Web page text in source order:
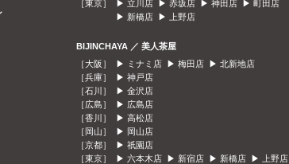
［東京］ ▶ 立川店 ▶ 赤坂店 ▶ 神田店 ▶ 町田店
▶ 新橋店 ▶ 上野店
BIJINCHAYA ／ 美人茶屋
［大阪］ ▶
ミナミ店 ▶ 梅田店 ▶ 北新地店
［兵庫］ ▶ 神戸店
［石川］ ▶ 金沢店
［広島］ ▶ 広島店
［香川］ ▶ 高松店
［岡山］ ▶ 岡山店
［京都］ ▶ 祇園店
［東京］ ▶ 六本木店 ▶ 新宿店 ▶ 新橋店 ▶ 上野店